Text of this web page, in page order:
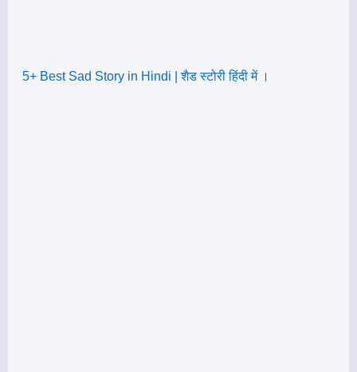
5+ Best Sad Story in Hindi | शैड स्टोरी हिंदी में ।